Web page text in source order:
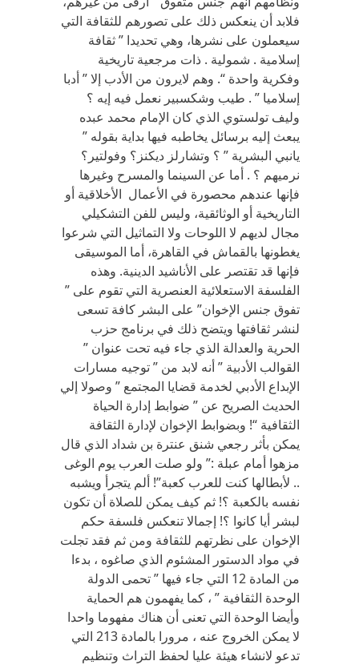
فلابد أن ينعكس ذلك على تصورهم للثقافة التي
سيعملون على نشرها، وهي تحديدا ” ثقافة
إسلامية . شمولية . ذات مرجعية تاريخية
وفكرية واحدة “. وهم لايرون من الأدب إلا ” أدبا
إسلاميا ” . طيب وشكسبير نعمل فيه إيه ؟
وليف تولستوي الذي كان الإمام محمد عبده
يبعث إليه برسائل يخاطبه فيها بداية بقوله ”
يانبي البشرية ” ؟ وتشارلز ديكنز؟ وفولتير؟
نرميهم ؟ . أما عن السينما والمسرح وغيرها
فإنها عندهم محصورة في الأعمال الأخلاقية أو
التاريخية أو الوثائقية، وليس للفن التشكيلي
مجال لديهم لا اللوحات ولا التماثيل التي شرعوا
يغطونها بالقماش في القاهرة، أما الموسيقى
فإنها قد تقتصر على الأناشيد الدينية. وهذه
الفلسفة الاستعلائية العنصرية التي تقوم على ”
تفوق جنس الإخوان” على البشر كافة تسعى
لنشر ثقافتها ويتضح ذلك في برنامج حزب
الحرية والعدالة الذي جاء فيه تحت عنوان ”
القوالب الأدبية ” أنه لابد من ” توجيه مسارات
الإبداع الأدبي لخدمة قضايا المجتمع ” وصولا إلي
الحديث الصريح عن ” ضوابط إدارة الحياة
الثقافية “! وبضوابط الإخوان لإدارة الثقافة
يمكن بأثر رجعي شنق عنترة بن شداد الذي قال
مزهوا أمام عبلة :” ولو صلت العرب يوم الوغى
.. لأبطالها كنت للعرب كعبة”! ألم يتجرأ ويشبه
نفسه بالكعبة ؟! ثم كيف يمكن للصلاة أن تكون
لبشر أيا كانوا ؟! إجمالا تنعكس فلسفة حكم
الإخوان على نظرتهم للثقافة ومن ثم فقد تجلت
في مواد الدستور المشئوم الذي صاغوه ، بدءا
من المادة 12 التي جاء فيها ” تحمى الدولة
الوحدة الثقافية ” ، كما يفهمون هم الحماية
وأيضا الوحدة التي تعنى أن هناك مفهوما واحدا
لا يمكن الخروج عنه ، مرورا بالمادة 213 التي
تدعو لانشاء هيئة عليا لحفظ التراث وتنظيم